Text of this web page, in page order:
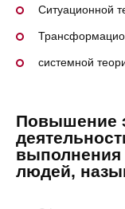
Ситуационной
системной
Повышение
выполнения
людей,